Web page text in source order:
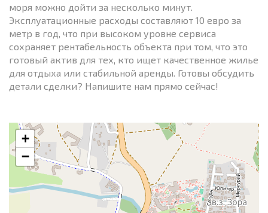
моря можно дойти за несколько минут.
Эксплуатационные расходы составляют 10 евро за
метр в год, что при высоком уровне сервиса
сохраняет рентабельность объекта при том, что это
готовый актив для тех, кто ищет качественное жилье
для отдыха или стабильной аренды. Готовы обсудить
детали сделки? Напишите нам прямо сейчас!
+
−